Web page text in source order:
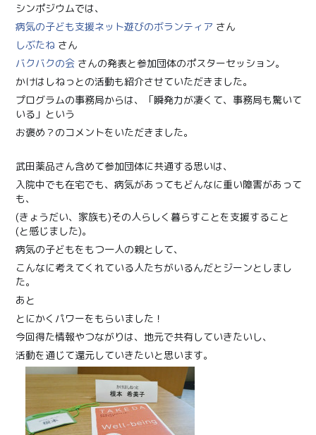
シンポジウムでは、
病気の子ども支援ネット遊びのボランティア さん
しぶたね さん
バクバクの会 さんの発表と参加団体のポスターセッション。
かけはしねっとの活動も紹介させていただきました。
プログラムの事務局からは、「瞬発力が凄くて、事務局も驚いて
いる」という
お褒め？のコメントをいただきました。
武田薬品さん含めて参加団体に共通する思いは、
入院中でも在宅でも、病気があってもどんなに重い障害があって
も、
(きょうだい、家族も)その人らしく暮らすことを支援すること
(と感じました)。
病気の子どもをもつ一人の親として、
こんなに考えてくれている人たちがいるんだとジーンとしまし
た。
あと
とにかくパワーをもらいました！
今回得た情報やつながりは、地元で共有していきたいし、
活動を通じて還元していきたいと思います。